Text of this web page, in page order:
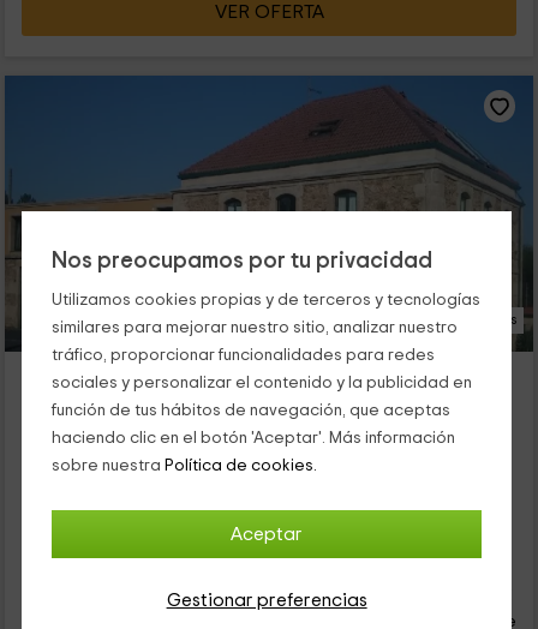
Nos preocupamos por tu privacidad
Utilizamos cookies propias y de terceros y tecnologías
similares para mejorar nuestro sitio, analizar nuestro
tráfico, proporcionar funcionalidades para redes
sociales y personalizar el contenido y la publicidad en
función de tus hábitos de navegación, que aceptas
haciendo clic en el botón 'Aceptar'. Más información
sobre nuestra Política de cookies.
Aceptar
Gestionar preferencias
VER OFERTA
30 Fotos
Hotel Rústico Casa do Vento
Alojamiento ubicado a 4.0km de Señorans
Baio, A Coruña
0 opiniones
Reservado 1 veces
Reserva inmediata
persona y noche